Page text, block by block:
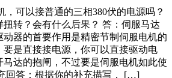
，可以接普通的三相380伏的电源吗？
转？会有什么后果？ 答：伺服马达
器的首要作用是精密节制伺服电机的
是直接接电源，你可以直接驱动电
达的抱闸，不过要是伺服电机如此使
回答：根据你的补充描写， […]